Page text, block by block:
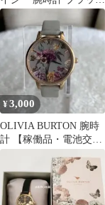
×ゴールド 電池切れ
¥3,000
OLIVIA BURTON 腕時
計 【稼働品・電池交換
済】#747